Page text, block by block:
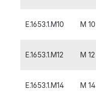
E.1653.1.M10 M 10
E.1653.1.M12 M 12
E.1653.1.M14 M 14